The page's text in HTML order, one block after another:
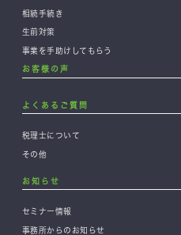
相続手続き
生前対策
事業を手助けしてもらう
お客様の声
よくあるご質問
税理士について
その他
お知らせ
セミナー情報
事務所からのお知らせ